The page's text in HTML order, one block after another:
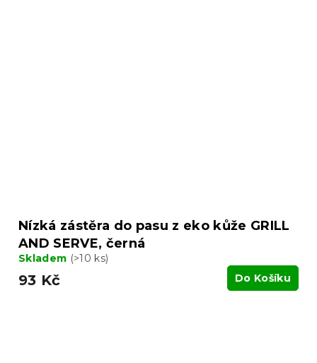
Nízká zástěra do pasu z eko kůže GRILL
AND SERVE, černá
Skladem (>10 ks)
93 Kč Do Košíku